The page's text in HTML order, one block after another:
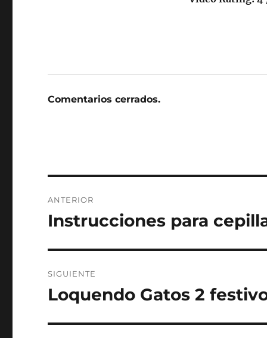
Comentarios cerrados.
de
ANTERIOR
Entrada
Instrucciones para
SIGUIENTE
Entrada
Loquendo Gatos 2